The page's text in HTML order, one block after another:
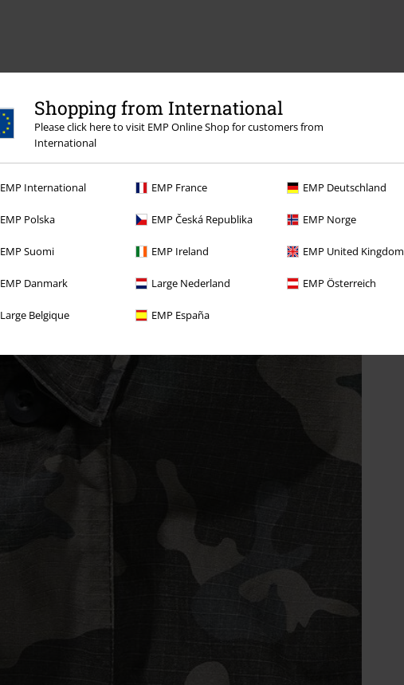
Shopping from International
Please click here to visit EMP Online Shop for customers from
International
EMP International EMP France EMP Deutschland
EMP Polska EMP Česká Republika EMP Norge
EMP Suomi EMP Ireland EMP United Kingdom
EMP Danmark Large Nederland EMP Österreich
Large Belgique EMP España